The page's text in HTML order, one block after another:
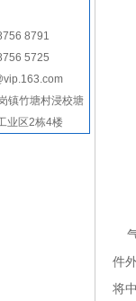
8791
5725
镇竹塘村浸校塘
业区2栋4楼
气
件
将